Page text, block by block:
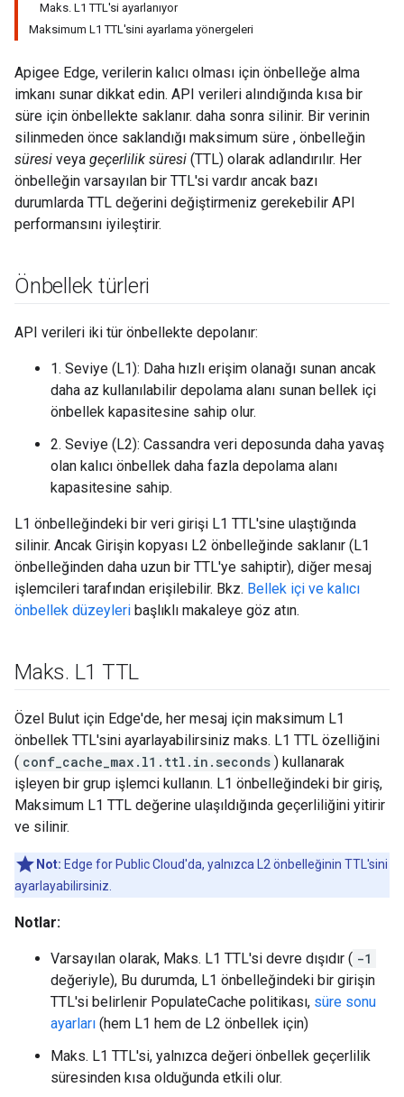
Maks. L1 TTL'si ayarlanıyor
Maksimum L1 TTL'sini ayarlama yönergeleri
Apigee Edge, verilerin kalıcı olması için önbelleğe alma
imkanı sunar dikkat edin. API verileri alındığında kısa bir
süre için önbellekte saklanır. daha sonra silinir. Bir verinin
silinmeden önce saklandığı maksimum süre , önbelleğin
süresi veya geçerlilik süresi (TTL) olarak adlandırılır. Her
önbelleğin varsayılan bir TTL'si vardır ancak bazı
durumlarda TTL değerini değiştirmeniz gerekebilir API
performansını iyileştirir.
Önbellek türleri
API verileri iki tür önbellekte depolanır:
1. Seviye (L1): Daha hızlı erişim olanağı sunan ancak
daha az kullanılabilir depolama alanı sunan bellek içi
önbellek kapasitesine sahip olur.
2. Seviye (L2): Cassandra veri deposunda daha yavaş
olan kalıcı önbellek daha fazla depolama alanı
kapasitesine sahip.
L1 önbelleğindeki bir veri girişi L1 TTL'sine ulaştığında
silinir. Ancak Girişin kopyası L2 önbelleğinde saklanır (L1
önbelleğinden daha uzun bir TTL'ye sahiptir), diğer mesaj
işlemcileri tarafından erişilebilir. Bkz. Bellek içi ve kalıcı
önbellek düzeyleri başlıklı makaleye göz atın.
Maks. L1 TTL
Özel Bulut için Edge'de, her mesaj için maksimum L1
önbellek TTL'sini ayarlayabilirsiniz maks. L1 TTL özelliğini
( conf_cache_max.l1.ttl.in.seconds ) kullanarak
işleyen bir grup işlemci kullanın. L1 önbelleğindeki bir giriş,
Maksimum L1 TTL değerine ulaşıldığında geçerliliğini yitirir
ve silinir.
Not: Edge for Public Cloud'da, yalnızca L2 önbelleğinin TTL'sini
ayarlayabilirsiniz.
Notlar:
Varsayılan olarak, Maks. L1 TTL'si devre dışıdır ( -1
değeriyle), Bu durumda, L1 önbelleğindeki bir girişin
TTL'si belirlenir PopulateCache politikası, süre sonu
ayarları (hem L1 hem de L2 önbellek için)
Maks. L1 TTL'si, yalnızca değeri önbellek geçerlilik
süresinden kısa olduğunda etkili olur.